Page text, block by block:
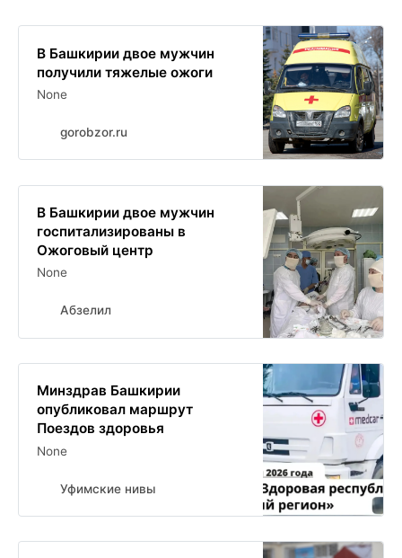
В Башкирии двое мужчин
получили тяжелые ожоги
None
gorobzor.ru
В Башкирии двое мужчин
госпитализированы в
Ожоговый центр
None
Абзелил
Минздрав Башкирии
опубликовал маршрут
Поездов здоровья
None
Уфимские нивы